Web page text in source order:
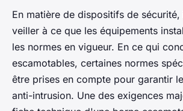
En matière de dispositifs de
veiller à ce que les équipements
les normes en vigueur. En ce qui
escamotables, certaines normes
être prises en compte pour garantir
anti-intrusion. Une des exigences